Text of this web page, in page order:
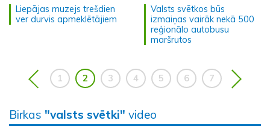
Liepājas muzejs trešdien
ver durvis apmeklētājiem
Valsts svētkos būs
izmaiņas vairāk nekā 500
reģionālo autobusu
maršrutos
1 2 3 4 5 6 7
Birkas "valsts svētki" video